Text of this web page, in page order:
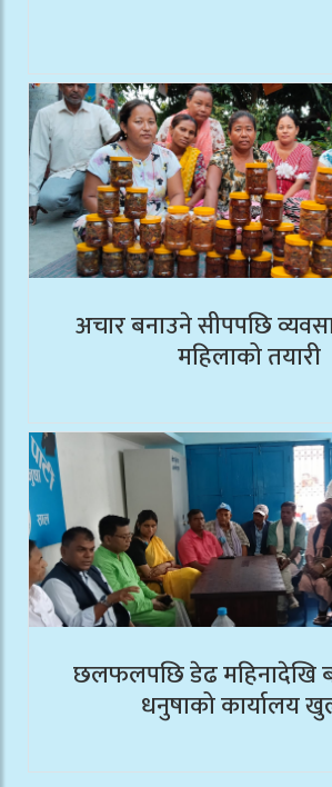
अचार बनाउने सीपपछि
महिलाको तयारी
छलफलपछि डेढ महिनादेखि
धनुषाको कार्यालय